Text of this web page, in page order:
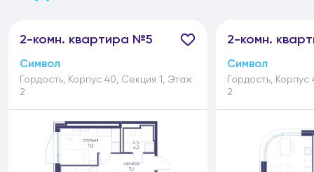
2-комн. квартира №5
Символ
Гордость, Корпус 40, Секция 1, Этаж
2
2-комн.
Символ
Гордость,
2